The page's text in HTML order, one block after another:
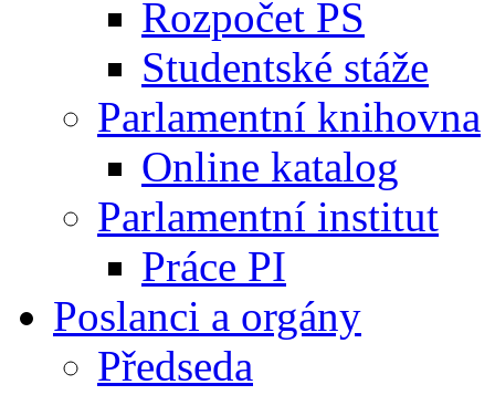
Rozpočet PS
Studentské stáže
Parlamentní knihovna
Online katalog
Parlamentní institut
Práce PI
Poslanci a orgány
Předseda